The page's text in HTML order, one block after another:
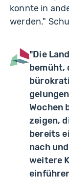
konnte in
werden."
"Die
bemüht,
Wochen
zeigen,
bereits
nach
weitere